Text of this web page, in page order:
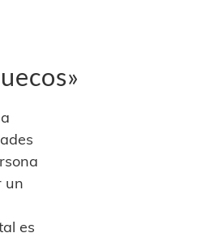
un
es